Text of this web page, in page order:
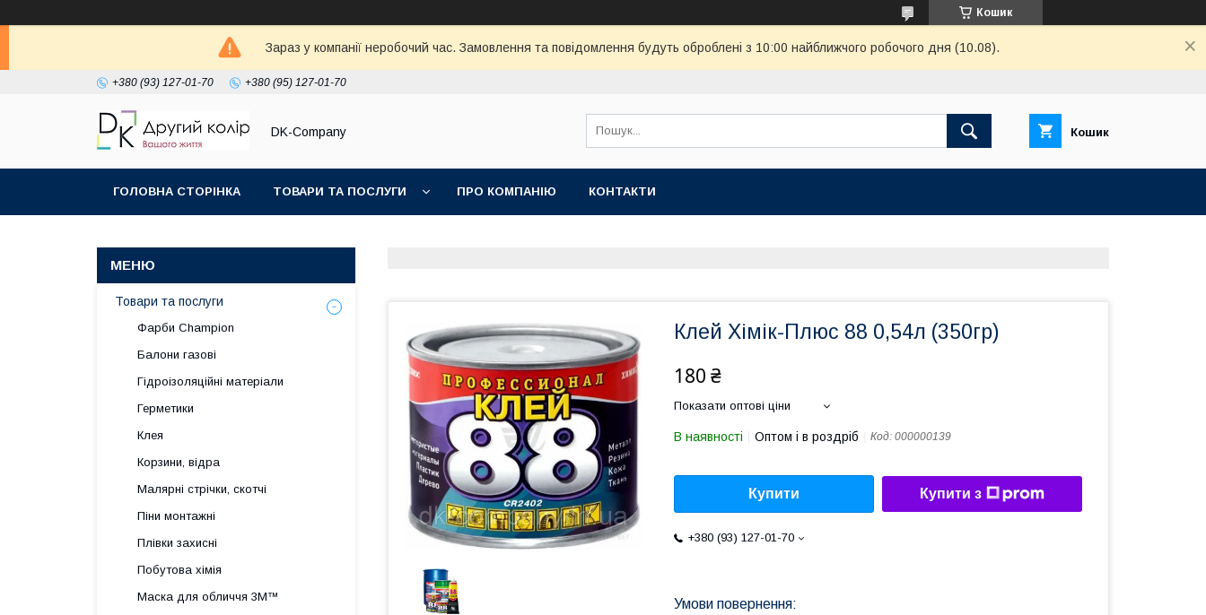
Кошик
Зараз у компанії неробочий час. Замовлення та повідомлення будуть оброблені з 10:00 найближчого робочого дня (10.08).
+380 (93) 127-01-70 +380 (95) 127-01-70
DK-Company Кошик
ГОЛОВНА СТОРІНКА ТОВАРИ ТА ПОСЛУГИ ПРО КОМПАНІЮ КОНТАКТИ
Клей Хімік-Плюс 88 0,54л (350гр)
180 ₴
Показати оптові ціни
В наявності Оптом і в роздріб Код: 000000139
Купити Купити з
+380 (93) 127-01-70
Товари та послуги
Фарби Champion
Балони газові
Гідроізоляційні матеріали
Герметики
Клея
Корзини, відра
Малярні стрічки, скотчі
Піни монтажні
Плівки захисні
Побутова хімія
Маска для обличчя 3M™